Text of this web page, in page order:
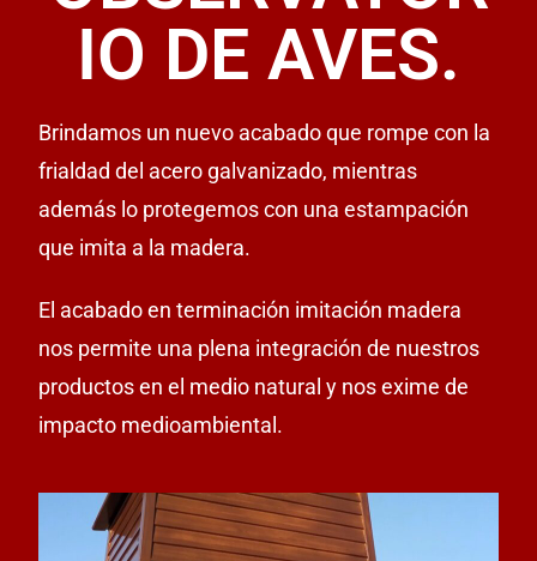
IO DE AVES.
Brindamos un nuevo acabado que rompe con la
frialdad del acero galvanizado, mientras
además lo protegemos con una estampación
que imita a la madera.
El acabado en terminación imitación madera
nos permite una plena integración de nuestros
productos en el medio natural y nos exime de
impacto medioambiental.